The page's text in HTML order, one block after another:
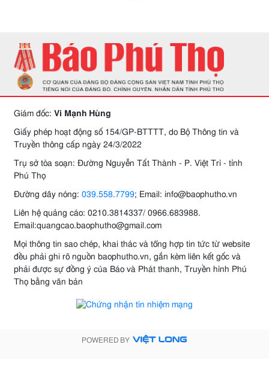
Giám đốc: Vi Mạnh Hùng
Giấy phép hoạt động số 154/GP-BTTTT, do Bộ Thông tin và
Truyền thông cấp ngày 24/3/2022
Trụ sở tòa soạn: Đường Nguyễn Tất Thành - P. Việt Trì - tỉnh
Phú Thọ
Đường dây nóng: 039.558.7799; Email: info@baophutho.vn
Liên hệ quảng cáo: 0210.3814337/ 0966.683988.
Email:quangcao.baophutho@gmail.com
Mọi thông tin sao chép, khai thác và tổng hợp tin tức từ website
đều phải ghi rõ nguồn baophutho.vn, gắn kèm liên kết gốc và
phải được sự đồng ý của Báo và Phát thanh, Truyền hình Phú
Thọ bằng văn bản
POWERED BY